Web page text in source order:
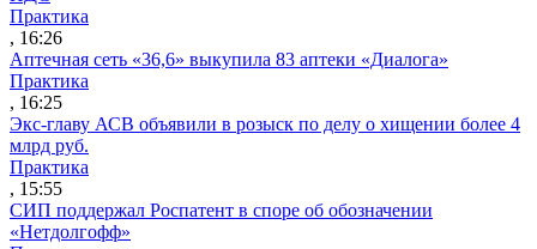
Практика
, 16:26
Аптечная сеть «36,6» выкупила 83 аптеки «Диалога»
Практика
, 16:25
Экс-главу АСВ объявили в розыск по делу о хищении более 4
млрд руб.
Практика
, 15:55
СИП поддержал Роспатент в споре об обозначении
«Нетдолгофф»